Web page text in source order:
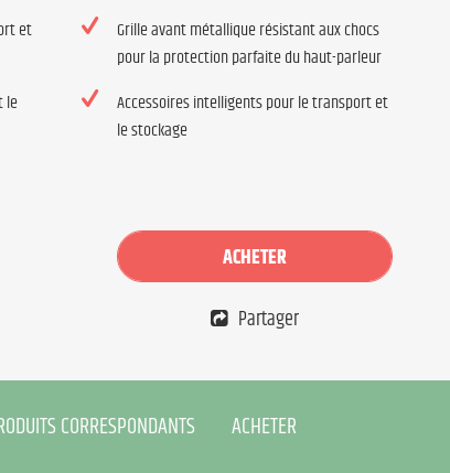
et
Grille avant métallique résistant aux chocs
pour la protection parfaite du haut-parleur
le
Accessoires intelligents pour le transport et
le stockage
ACHETER
Partager
CORRESPONDANTS ACHETER